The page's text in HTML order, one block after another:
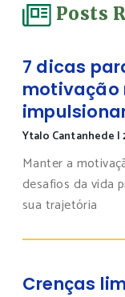
Posts
7 dicas
motivação
Ytalo Cantanhede |
Manter a
desafios da vida
sua trajetória
Crenças